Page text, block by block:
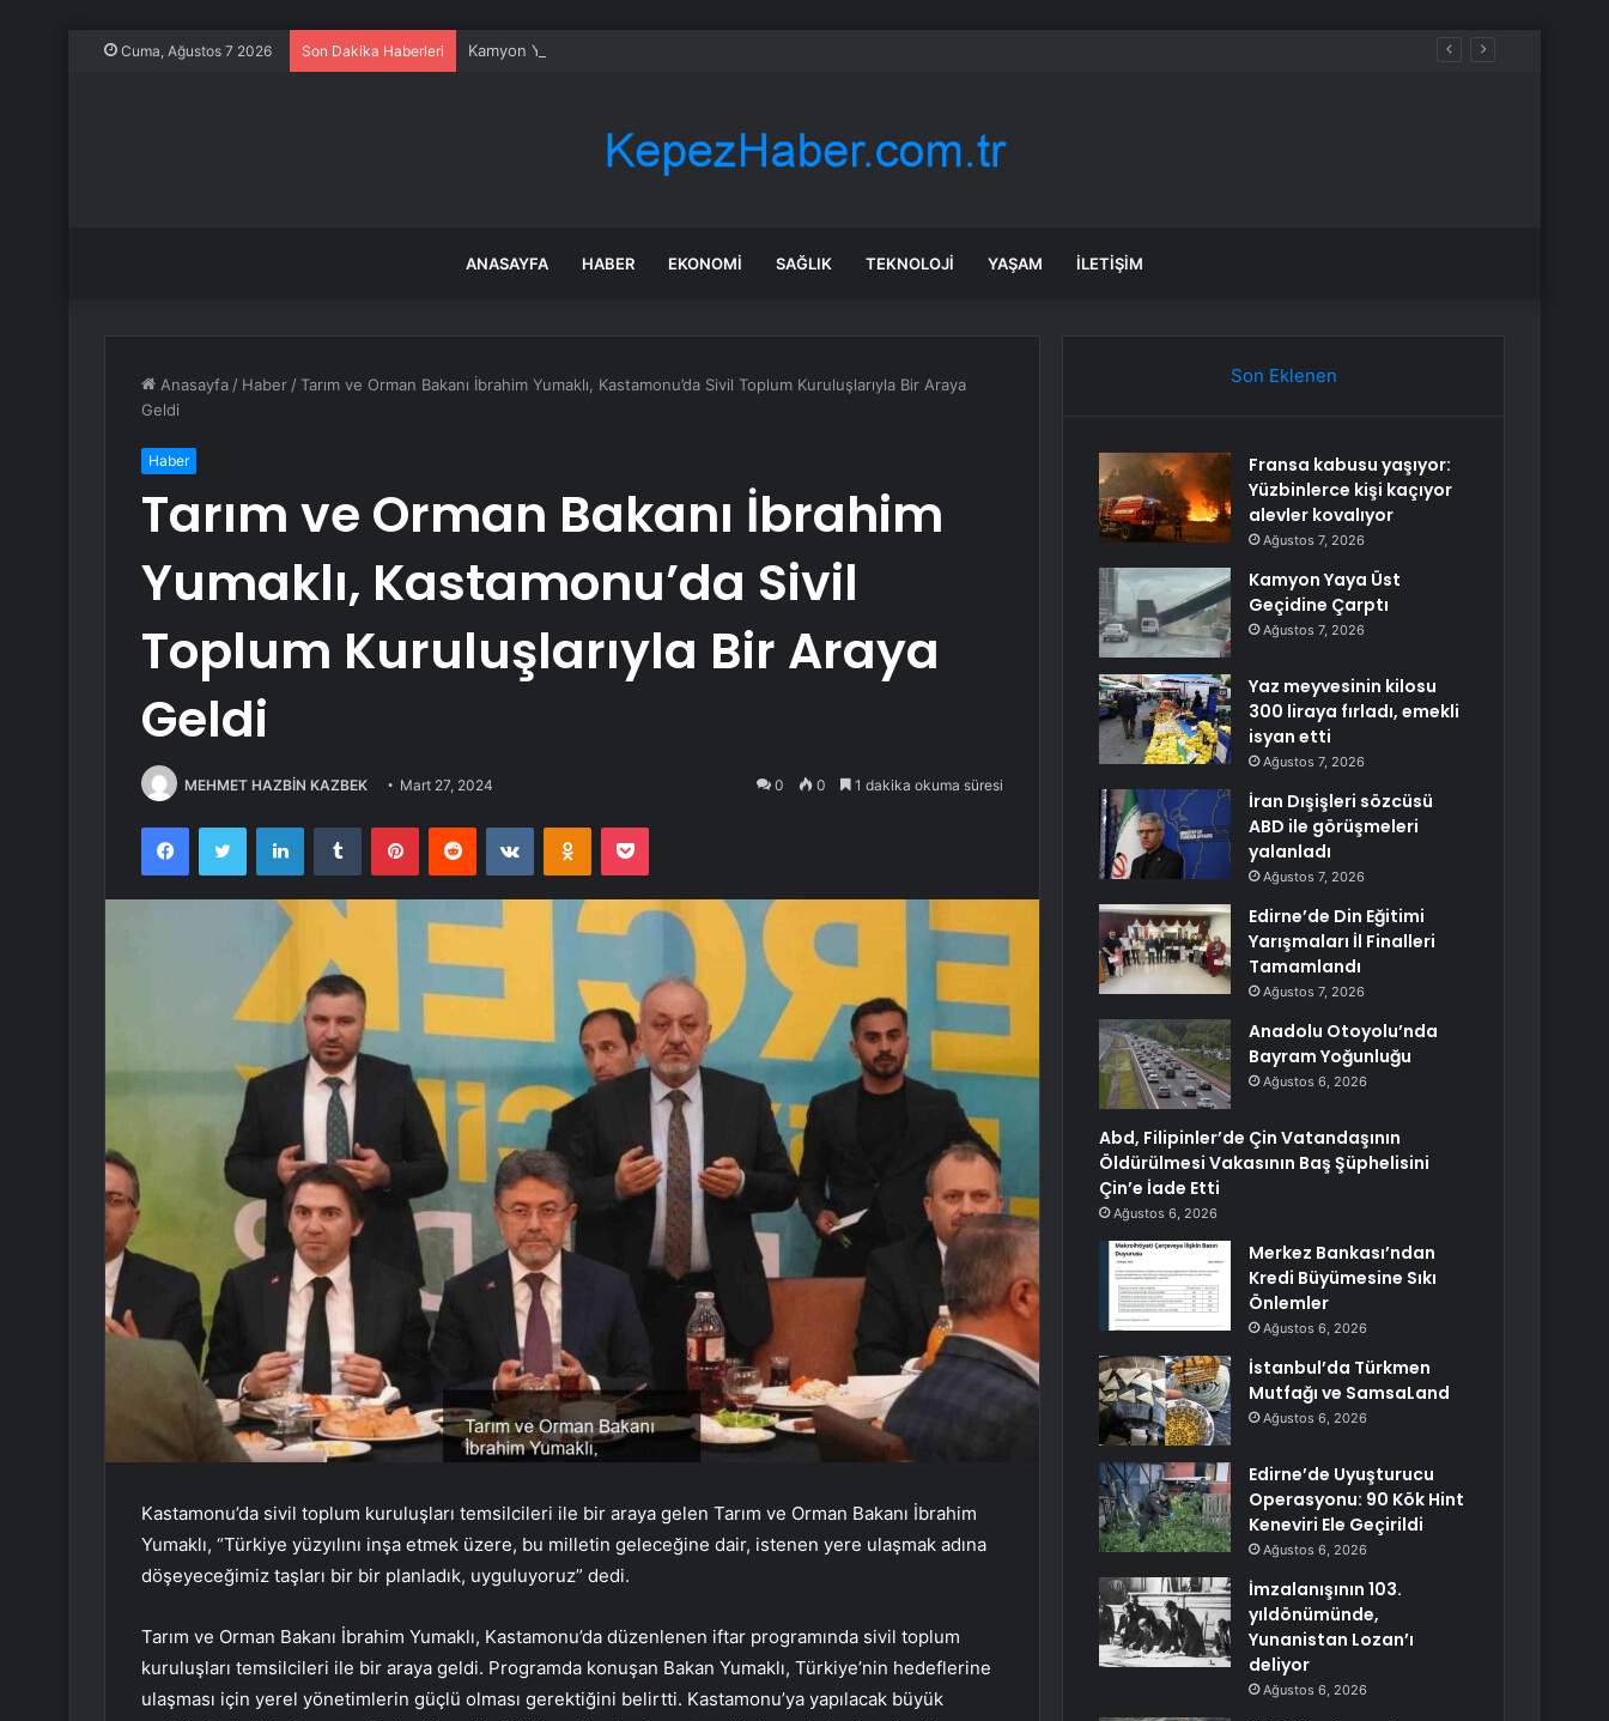
Cuma, Ağustos 7 2026 Son Dakika Haberleri Kamyon Yaya Üst Geçidine Çarptı
ANASAYFA HABER EKONOMI SAĞLIK TEKNOLOJI YAŞAM İLETIŞIM
Anasayfa / Haber /Tarım ve Orman Bakanı İbrahim Yumaklı, Kastamonu’da Sivil Toplum Kuruluşlarıyla Bir Araya
Geldi
Haber
Tarım ve Orman Bakanı İbrahim
Yumaklı, Kastamonu’da Sivil
Toplum Kuruluşlarıyla Bir Araya
Geldi
MEHMET HAZBİN KAZBEK Mart 27, 2024 0 0 1 dakika okuma süresi
FacebookTwitter LinkedInTumblr PinterestReddit VKontakteOdnoklassniki
Pocket
Kastamonu’da sivil toplum kuruluşları temsilcileri ile bir araya gelen Tarım ve Orman Bakanı İbrahim
Yumaklı, “Türkiye yüzyılını inşa etmek üzere, bu milletin geleceğine dair, istenen yere ulaşmak adına
döşeyeceğimiz taşları bir bir planladık, uyguluyoruz” dedi.
Tarım ve Orman Bakanı İbrahim Yumaklı, Kastamonu’da düzenlenen iftar programında sivil toplum
kuruluşları temsilcileri ile bir araya geldi. Programda konuşan Bakan Yumaklı, Türkiye’nin hedeflerine
ulaşması için yerel yönetimlerin güçlü olması gerektiğini belirtti. Kastamonu’ya yapılacak büyük
Son Eklenen
Fransa kabusu yaşıyor:
Yüzbinlerce kişi kaçıyor
alevler kovalıyor
Ağustos 7, 2026
Kamyon Yaya Üst
Geçidine Çarptı
Ağustos 7, 2026
Yaz meyvesinin kilosu
300 liraya fırladı, emekli
isyan etti
Ağustos 7, 2026
İran Dışişleri sözcüsü
ABD ile görüşmeleri
yalanladı
Ağustos 7, 2026
Edirne’de Din Eğitimi
Yarışmaları İl Finalleri
Tamamlandı
Ağustos 7, 2026
Anadolu Otoyolu’nda
Bayram Yoğunluğu
Ağustos 6, 2026
Abd, Filipinler’de Çin Vatandaşının
Öldürülmesi Vakasının Baş Şüphelisini
Çin’e İade Etti
Ağustos 6, 2026
Merkez Bankası’ndan
Kredi Büyümesine Sıkı
Önlemler
Ağustos 6, 2026
İstanbul’da Türkmen
Mutfağı ve SamsaLand
Ağustos 6, 2026
Edirne’de Uyuşturucu
Operasyonu: 90 Kök Hint
Keneviri Ele Geçirildi
Ağustos 6, 2026
İmzalanışının 103.
yıldönümünde,
Yunanistan Lozan’ı
deliyor
Ağustos 6, 2026